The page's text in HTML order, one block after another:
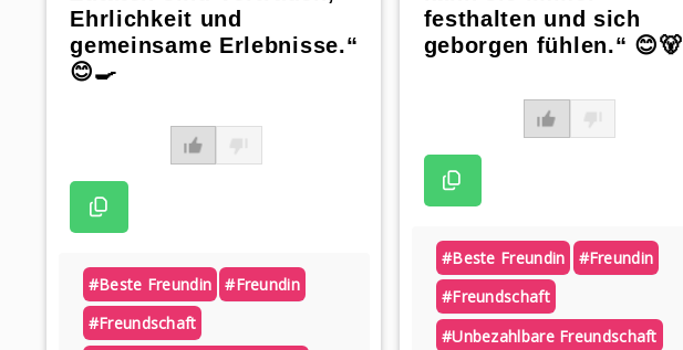
Ehrlichkeit und
gemeinsame Erlebnisse.“
😊🍳
#beste Freundin
#freundin
#freundschaft
festhalten und sich
geborgen fühlen.“ 😊🐻
#beste Freundin
#freundin
#freundschaft
#unbezahlbare Freundschaft